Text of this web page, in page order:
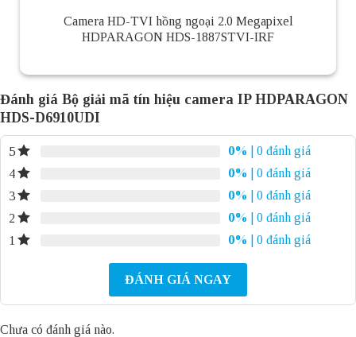
Camera HD-TVI hồng ngoại 2.0 Megapixel
HDPARAGON HDS-1887STVI-IRF
Đánh giá Bộ giải mã tín hiệu camera IP HDPARAGON
HDS-D6910UDI
5 0%
| 0 đánh giá
4
0%
| 0 đánh giá
3
0%
| 0 đánh giá
2
0%
| 0 đánh giá
1
0% | 0 đánh giá
ĐÁNH GIÁ NGAY
Chưa có đánh giá nào.